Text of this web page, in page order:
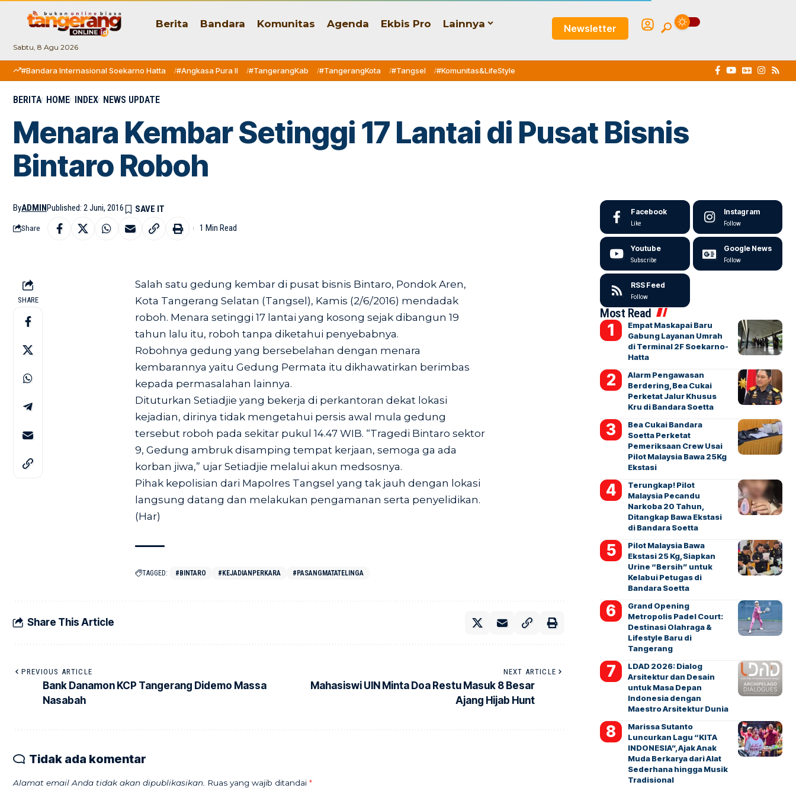
Sabtu, 8 Agu 2026
Berita Bandara Komunitas Agenda Ekbis Pro Lainnya Newsletter
#Bandara Internasional Soekarno Hatta #Angkasa Pura II #TangerangKab #TangerangKota #Tangsel #Komunitas&LifeStyle
BERITA HOME INDEX NEWS UPDATE
Menara Kembar Setinggi 17 Lantai di Pusat Bisnis
Bintaro Roboh
ByADMINPublished: 2 Juni, 2016
Share 1 Min Read
SHARE
Salah satu gedung kembar di pusat bisnis Bintaro, Pondok Aren,
Kota Tangerang Selatan (Tangsel), Kamis (2/6/2016) mendadak
roboh. Menara setinggi 17 lantai yang kosong sejak dibangun 19
tahun lalu itu, roboh tanpa diketahui penyebabnya.
Robohnya gedung yang bersebelahan dengan menara
kembarannya yaitu Gedung Permata itu dikhawatirkan berimbas
kepada permasalahan lainnya.
Dituturkan Setiadjie yang bekerja di perkantoran dekat lokasi
kejadian, dirinya tidak mengetahui persis awal mula gedung
tersebut roboh pada sekitar pukul 14.47 WIB. “Tragedi Bintaro sektor
9, Gedung ambruk disamping tempat kerjaan, semoga ga ada
korban jiwa,” ujar Setiadjie melalui akun medsosnya.
Pihak kepolisian dari Mapolres Tangsel yang tak jauh dengan lokasi
langsung datang dan melakukan pengamanan serta penyelidikan.
(Har)
TAGGED: #BINTARO #KEJADIANPERKARA #PASANGMATATELINGA
Share This Article
PREVIOUS ARTICLE
Bank Danamon KCP Tangerang Didemo Massa
Nasabah
NEXT ARTICLE
Mahasiswi UIN Minta Doa Restu Masuk 8 Besar
Ajang Hijab Hunt
Tidak ada komentar
Alamat email Anda tidak akan dipublikasikan. Ruas yang wajib ditandai *
Facebook
Like
Instagram
Follow
Youtube
Subscribe
Google News
Follow
RSS Feed
Follow
Most Read
Empat Maskapai Baru
Gabung Layanan Umrah
di Terminal 2F Soekarno-
Hatta
Alarm Pengawasan
Berdering, Bea Cukai
Perketat Jalur Khusus
Kru di Bandara Soetta
Bea Cukai Bandara
Soetta Perketat
Pemeriksaan Crew Usai
Pilot Malaysia Bawa 25Kg
Ekstasi
Terungkap! Pilot
Malaysia Pecandu
Narkoba 20 Tahun,
Ditangkap Bawa Ekstasi
di Bandara Soetta
Pilot Malaysia Bawa
Ekstasi 25 Kg, Siapkan
Urine “Bersih” untuk
Kelabui Petugas di
Bandara Soetta
Grand Opening
Metropolis Padel Court:
Destinasi Olahraga &
Lifestyle Baru di
Tangerang
LDAD 2026: Dialog
Arsitektur dan Desain
untuk Masa Depan
Indonesia dengan
Maestro Arsitektur Dunia
Marissa Sutanto
Luncurkan Lagu “KITA
INDONESIA”, Ajak Anak
Muda Berkarya dari Alat
Sederhana hingga Musik
Tradisional